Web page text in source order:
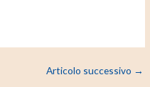
Articolo successivo →